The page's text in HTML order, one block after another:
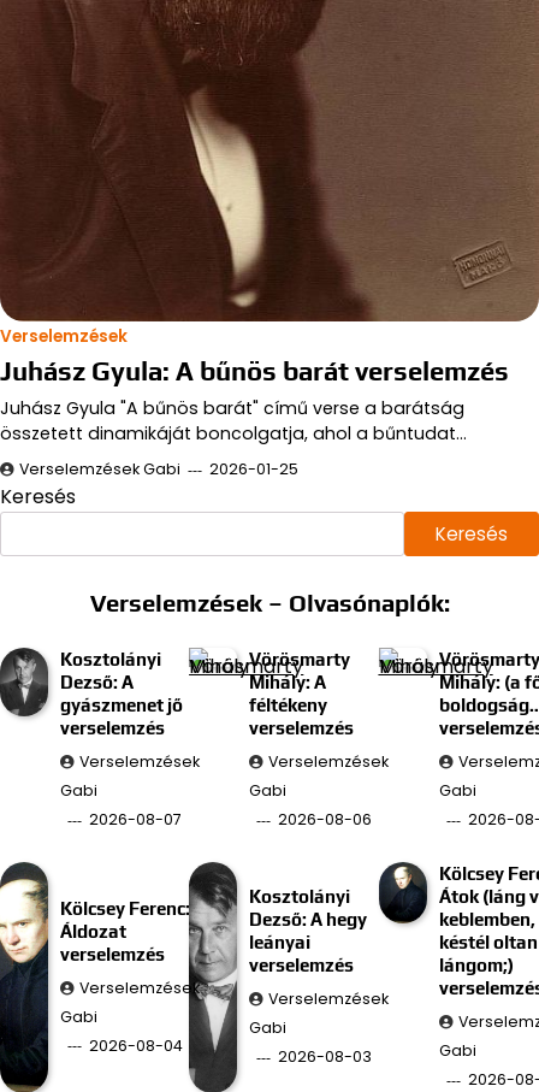
Verselemzések
Juhász Gyula: A bűnös barát verselemzés
Juhász Gyula "A bűnös barát" című verse a barátság
összetett dinamikáját boncolgatja, ahol a bűntudat…
Verselemzések Gabi 2026-01-25
Keresés
Keresés
Verselemzések – Olvasónaplók:
Kosztolányi
Dezső: A
gyászmenet jő
verselemzés
Verselemzések
Gabi
2026-08-07
Vörösmarty
Mihály: A
féltékeny
verselemzés
Verselemzések
Gabi
2026-08-06
Vörösmarty
Mihály: (a
Gabi
2026-
Kölcsey Ferenc:
Áldozat
verselemzés
Verselemzések
Gabi
2026-08-04
Kosztolányi
Dezső: A hegy
leányai
verselemzés
Verselemzések
Gabi
2026-08-03
Kölcsey
Átok (láng
keblemben,
késtél
lángom;)
Gabi
2026-